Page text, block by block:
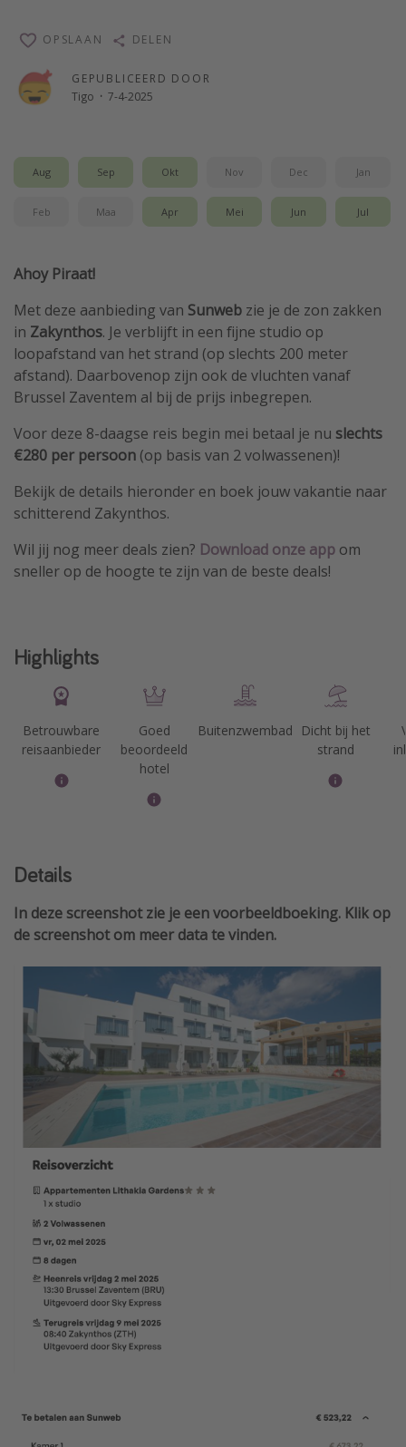
GEPUBLICEERD DOOR
Tigo · 7-4-2025
OPSLAAN DELEN
Aug Sep Okt Nov Dec Jan
Feb Maa Apr Mei Jun Jul
Ahoy Piraat!
Met deze aanbieding van Sunweb zie je de zon zakken
in Zakynthos. Je verblijft in een fijne studio op
loopafstand van het strand (op slechts 200 meter
afstand). Daarbovenop zijn ook de vluchten vanaf
Brussel Zaventem al bij de prijs inbegrepen.
Voor deze 8-daagse reis begin mei betaal je nu slechts
€280 per persoon (op basis van 2 volwassenen)!
Bekijk de details hieronder en boek jouw vakantie naar
schitterend Zakynthos.
Wil jij nog meer deals zien? Download onze app om
sneller op de hoogte te zijn van de beste deals!
Highlights
Betrouwbare
reisaanbieder
Goed
beoordeeld
hotel
Buitenzwembad
Dicht bij het
strand
Details
In deze screenshot zie je een voorbeeldboeking. Klik op
de screenshot om meer data te vinden.